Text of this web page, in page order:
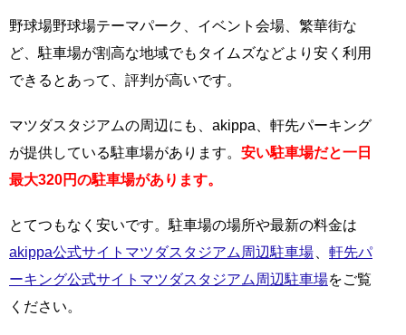
野球場野球場テーマパーク、イベント会場、繁華街な
ど、駐車場が割高な地域でもタイムズなどより安く利用
できるとあって、評判が高いです。
マツダスタジアムの周辺にも、akippa、軒先パーキング
が提供している駐車場があります。 安い駐車場だと一日
最大320円の駐車場があります。
とてつもなく安いです。駐車場の場所や最新の料金は
akippa公式サイトマツダスタジアム周辺駐車場
軒先パ
ーキング公式サイトマツダスタジアム周辺駐車場をご覧
ください。